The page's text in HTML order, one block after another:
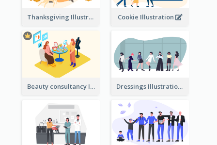
Thanksgiving Illustration Cookie Illustration
Beauty consultancy Illustration Dressings Illustration